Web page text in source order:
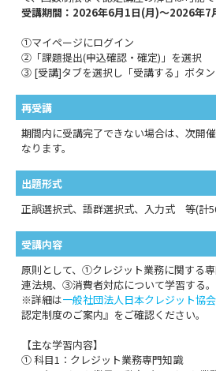
受講期間：2026年6月1日(月)～2026年7
①マイページにログイン
②「課題提出(申込確認・確定)」を選択
③ [受講]タブを選択し「受講する」ボタ
再受講
期間内に受講完了できない場合は、次開
なります。
出題形式
正誤選択式、語群選択式、入力式 等(計
受講内容
原則として、①クレジット業務に関する
連法規、③消費者対応について学習する。
※詳細は一般社団法人日本クレジット協
認定制度のご案内』をご確認ください。
【主な学習内容】
① 科目1：クレジット業務専門知識